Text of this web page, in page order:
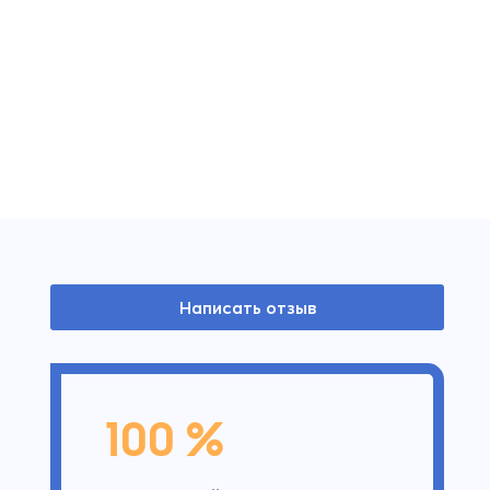
Написать отзыв
100 %